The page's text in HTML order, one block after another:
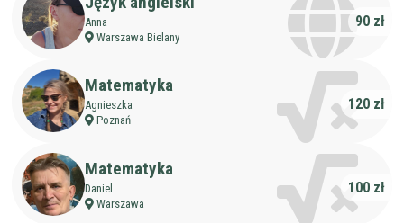
Staż korepetytora lat
Wiek korepetytora
bez znaczenia
Filtruj
Anna
Warszawa Bielany
90 zł
Matematyka
Agnieszka
Poznań
120 zł
Matematyka
Daniel
Warszawa
100 zł